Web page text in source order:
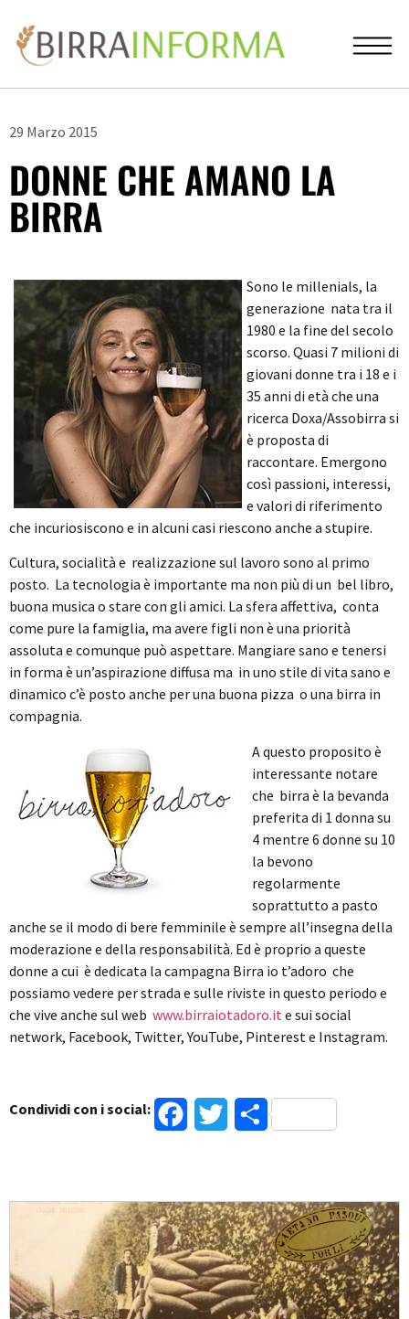
29 Marzo 2015
DONNE CHE AMANO LA
BIRRA
Sono le millenials, la
generazione nata tra il
1980 e la fine del secolo
scorso. Quasi 7 milioni di
giovani donne tra i 18 e i
35 anni di età che una
ricerca Doxa/Assobirra si
è proposta di
raccontare. Emergono
così passioni, interessi,
e valori di riferimento
che incuriosiscono e in alcuni casi riescono anche a stupire.
Cultura, socialità e realizzazione sul lavoro sono al primo
posto. La tecnologia è importante ma non più di un bel libro,
buona musica o stare con gli amici. La sfera affettiva, conta
come pure la famiglia, ma avere figli non è una priorità
assoluta e comunque può aspettare. Mangiare sano e tenersi
in forma è un’aspirazione diffusa ma in uno stile di vita sano e
dinamico c’è posto anche per una buona pizza o una birra in
compagnia.
A questo proposito è
interessante notare
che birra è la bevanda
preferita di 1 donna su
4 mentre 6 donne su 10
la bevono
regolarmente
soprattutto a pasto
anche se il modo di bere femminile è sempre all’insegna della
moderazione e della responsabilità. Ed è proprio a queste
donne a cui è dedicata la campagna Birra io t’adoro che
possiamo vedere per strada e sulle riviste in questo periodo e
che vive anche sul web www.birraiotadoro.it e sui social
network, Facebook, Twitter, YouTube, Pinterest e Instagram.
Condividi con i social: FacebookTwitterCondividi